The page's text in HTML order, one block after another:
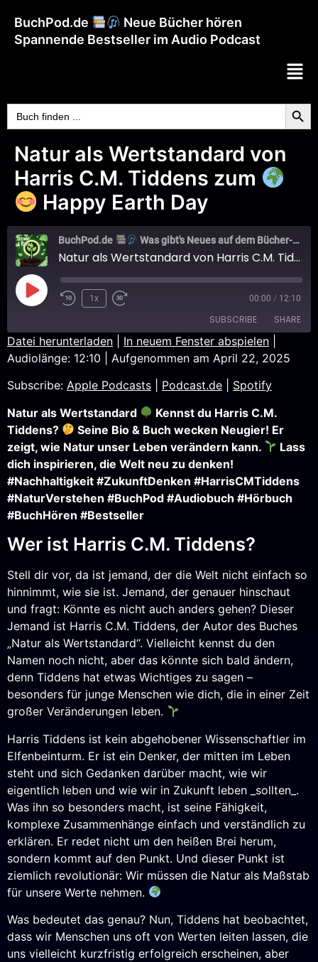
BuchPod.de
Neue Bücher hören
Spannende Bestseller im Audio Podcast
Search
for:
Natur als Wertstandard von
Harris C.M. Tiddens zum
Happy Earth Day
BuchPod.de Was gibt's Neues auf dem Bücher-Markt?
Natur als Wertstandard von Harris C.M. Tiddens zum
1x 00:00 / 12:10
SUBSCRIBE SHARE
Apple Podcasts Podcast.de
Spotify
RSS FEED
SHARE
LINK
EMBED
Datei herunterladen In neuem Fenster abspielen
Audiolänge: 12:10
Aufgenommen am April 22, 2025
Subscribe: Apple Podcasts Podcast.de
Spotify
Natur als Wertstandard
Kennst du Harris C.M.
Tiddens?
Seine Bio & Buch wecken Neugier! Er
zeigt, wie Natur unser Leben verändern kann.
Lass
dich inspirieren, die Welt neu zu denken!
#Nachhaltigkeit #ZukunftDenken #HarrisCMTiddens
#NaturVerstehen #BuchPod #Audiobuch #Hörbuch
#BuchHören #Bestseller
Wer ist Harris C.M. Tiddens?
Stell dir vor, da ist jemand, der die Welt nicht einfach so
hinnimmt, wie sie ist. Jemand, der genauer hinschaut
und fragt: Könnte es nicht auch anders gehen? Dieser
Jemand ist Harris C.M. Tiddens, der Autor des Buches
„Natur als Wertstandard“. Vielleicht kennst du den
Namen noch nicht, aber das könnte sich bald ändern,
denn Tiddens hat etwas Wichtiges zu sagen –
besonders für junge Menschen wie dich, die in einer Zeit
großer Veränderungen leben.
Harris Tiddens ist kein abgehobener Wissenschaftler im
Elfenbeinturm. Er ist ein Denker, der mitten im Leben
steht und sich Gedanken darüber macht, wie wir
eigentlich leben und wie wir in Zukunft leben _sollten_.
Was ihn so besonders macht, ist seine Fähigkeit,
komplexe Zusammenhänge einfach und verständlich zu
erklären. Er redet nicht um den heißen Brei herum,
sondern kommt auf den Punkt. Und dieser Punkt ist
ziemlich revolutionär: Wir müssen die Natur als Maßstab
für unsere Werte nehmen.
Was bedeutet das genau? Nun, Tiddens hat beobachtet,
dass wir Menschen uns oft von Werten leiten lassen, die
uns vielleicht kurzfristig erfolgreich erscheinen, aber